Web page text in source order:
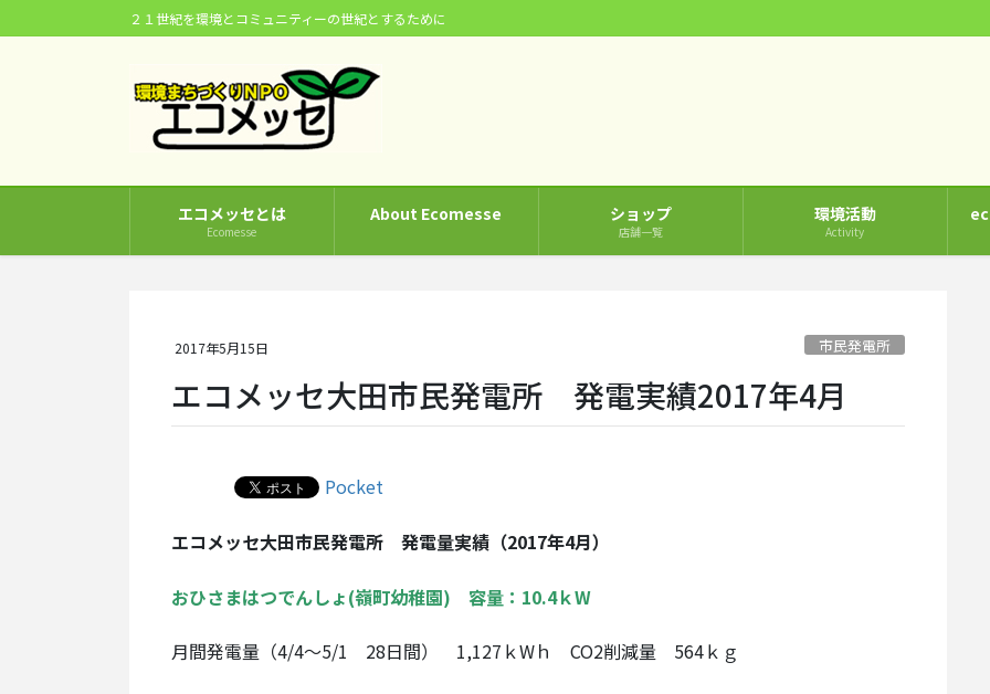
ン
ビ
動
２１世紀を環境とコミュニティーの世紀とするために
エコメッセとは
Ecomesse
About Ecomesse ショップ
店舗一覧
環境活動
Activity
2017年5月15日 市民発電所
エコメッセ大田市民発電所 発電実績2017年4月
Pocket
エコメッセ大田市民発電所 発電量実績 （2017年4月）
おひさまはつでんしょ(嶺町幼稚園) 容量：10.4ｋW
月間発電量（4/4～5/1 28日間） 1,127ｋWｈ CO2削減量 564ｋｇ